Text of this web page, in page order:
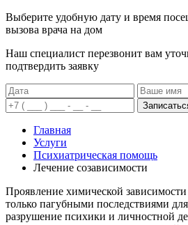
Выберите удобную дату и время
вызова врача на дом
Наш специалист перезвонит вам
подтвердить заявку
Главная
Услуги
Психиатрическая помощь
Лечение созависимости
Проявление химической зависимости
только пагубными последствиями
разрушение психики и личностной